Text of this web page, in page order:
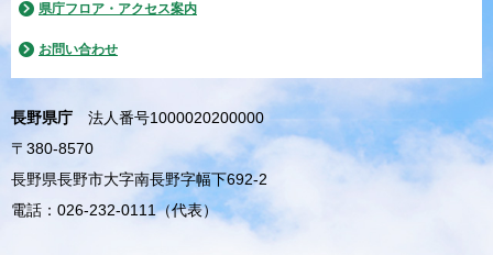
県庁フロア・アクセス案内
お問い合わせ
長野県庁
法人番号1000020200000
〒380-8570
長野県長野市大字南長野字幅下692-2
電話：026-232-0111（代表）